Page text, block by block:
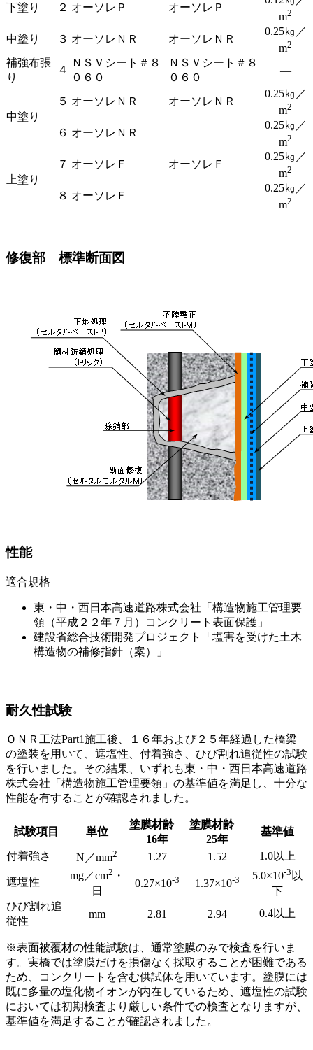
下塗り ２ オーソレＰ オーソレＰ
m2
中塗り ３ オーソレＮＲ オーソレＮＲ
0.25㎏／
m2
補強布張
り
４
ＮＳＶシート＃８
０６０
ＮＳＶシート＃８
０６０
―
中塗り
５ オーソレＮＲ オーソレＮＲ
0.25㎏／
m2
６ オーソレＮＲ ―
0.25㎏／
m2
上塗り
７ オーソレＦ オーソレＦ
0.25㎏／
m2
８ オーソレＦ ―
0.25㎏／
m2
修復部 標準断面図
性能
適合規格
東・中・西日本高速道路株式会社「構造物施工管理要
領（平成２２年７月）コンクリート表面保護」
建設省総合技術開発プロジェクト「塩害を受けた土木
構造物の補修指針（案）」
耐久性試験
ＯＮＲ工法Part1施工後、１６年および２５年経過した橋梁
の塗装を用いて、遮塩性、付着強さ、ひび割れ追従性の試験
を行いました。その結果、いずれも東・中・西日本高速道路
株式会社「構造物施工管理要領」の基準値を満足し、十分な
性能を有することが確認されました。
試験項目 単位
塗膜材齢
16年
塗膜材齢
25年
基準値
付着強さ N／mm2 1.27 1.52 1.0以上
遮塩性
mg／cm2 ・
日
0.27×10-3 1.37×10-3 5.0×10-3以
下
ひび割れ追
従性
mm 2.81 2.94 0.4以上
※表面被覆材の性能試験は、通常塗膜のみで検査を行いま
す。実橋では塗膜だけを損傷なく採取することが困難である
ため、コンクリートを含む供試体を用いています。塗膜には
既に多量の塩化物イオンが内在しているため、遮塩性の試験
においては初期検査より厳しい条件での検査となりますが、
基準値を満足することが確認されました。